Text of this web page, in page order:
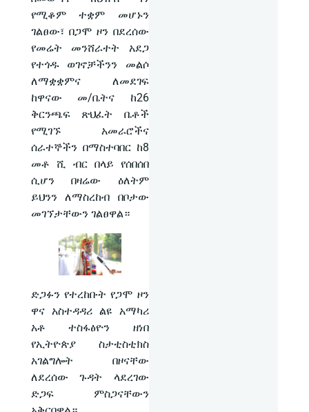
የሚቆም ተቋም መሆኑን
ገልፀው፣ በጋሞ ዞን በደረሰው
የመሬት መንሸራተት አደጋ
የተጎዱ ወገኖቻችንን መልሶ
ለማቋቋምና ለመደገፍ
ከዋናው መ/ቤትና ከ26
ቅርንጫፍ ጽህፈት ቤቶች
የሚገኙ አመራሮችና
ሰራተኞችን በማስተባበር ከ8
መቶ ሺ ብር በላይ የሰበሰበ
ሲሆን በዛሬው ዕለትም
ይህንን ለማስረከብ በቦታው
መገኘታቸውን ገልፀዋል።
ድጋፉን የተረከቡት የጋሞ ዞን
ዋና አስተዳዳሪ ልዩ አማካሪ
አቶ ተስፋፅዮን ዘነበ
የኢትዮጵያ ስታቲስቲክስ
አገልግሎት በዞናቸው
ለደረሰው ጉዳት ላደረገው
ድጋፍ ምስጋናቸውን